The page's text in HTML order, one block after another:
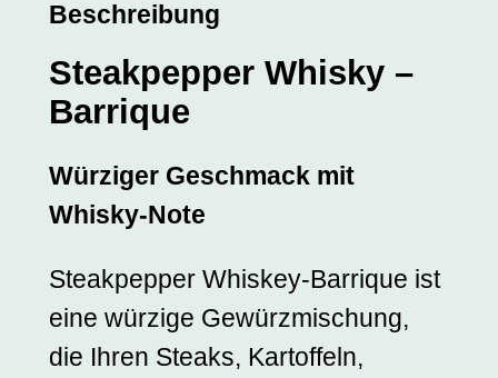
h
s
k
y
B
a
r
q
u
Beschreibung
Steakpepper Whisky –
Barrique
Würziger Geschmack mit
Whisky-Note
Steakpepper Whiskey-Barrique ist
eine würzige Gewürzmischung,
die Ihren Steaks, Kartoffeln,